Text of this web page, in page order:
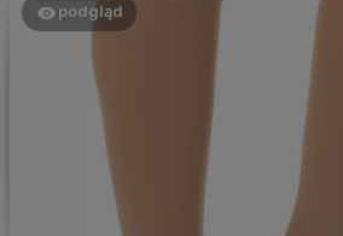
podgląd